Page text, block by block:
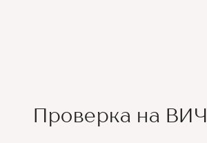
Проверка на ВИЧ